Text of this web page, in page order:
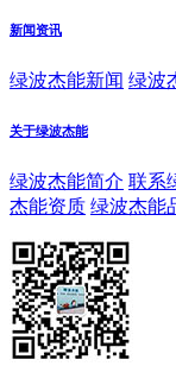
新闻资讯
绿波杰能新闻 绿波
关于绿波杰能
绿波杰能简介 联系
杰能资质 绿波杰能